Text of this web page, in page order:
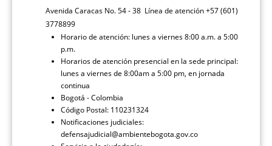
Avenida Caracas No. 54 - 38 Línea de atención +57 (601)
3778899
Horario de atención: lunes a viernes 8:00 a.m. a 5:00
p.m.
Horarios de atención presencial en la sede principal:
lunes a viernes de 8:00am a 5:00 pm, en jornada
continua
Bogotá - Colombia
Código Postal: 110231324
Notificaciones judiciales:
defensajudicial@ambientebogota.gov.co